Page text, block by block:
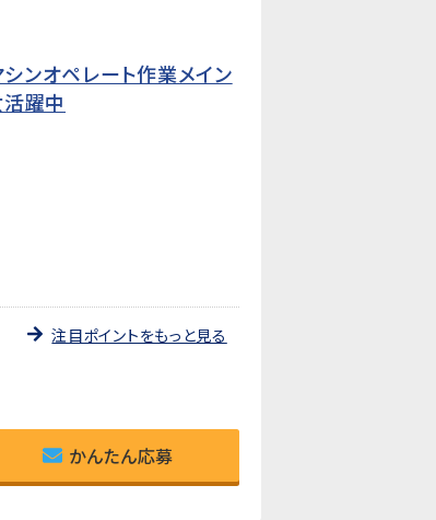
ンオペレート作業メイン
躍中
注目ポイントをもっと見る
かんたん応募